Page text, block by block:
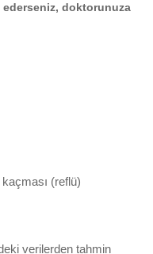
doktorunuza
(reflü)
verilerden tahmin